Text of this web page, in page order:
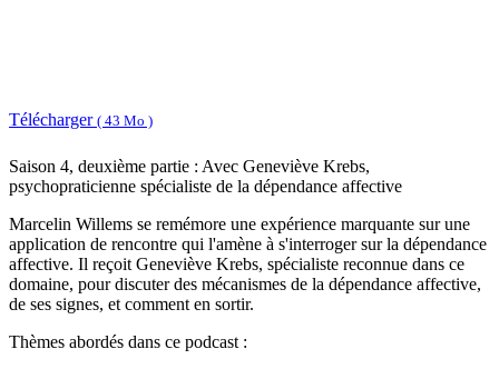
Télécharger ( 43 Mo )
Saison 4, deuxième partie : Avec Geneviève Krebs,
psychopraticienne spécialiste de la dépendance affective
Marcelin Willems se remémore une expérience marquante sur une
application de rencontre qui l'amène à s'interroger sur la dépendance
affective. Il reçoit Geneviève Krebs, spécialiste reconnue dans ce
domaine, pour discuter des mécanismes de la dépendance affective,
de ses signes, et comment en sortir.
Thèmes abordés dans ce podcast :